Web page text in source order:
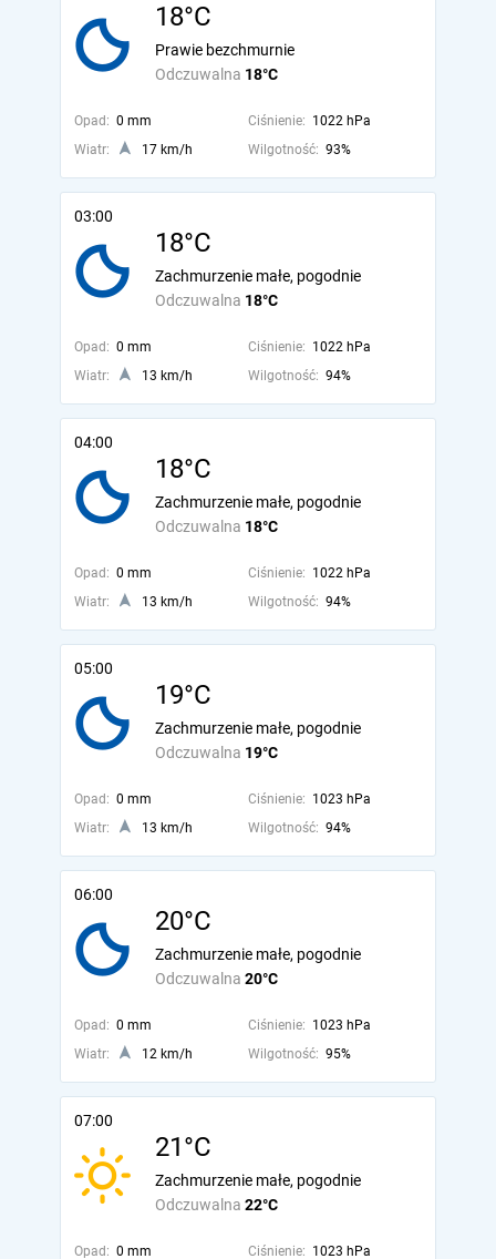
18°C
Odczuwalna 18°C
Prawie bezchmurnie
Opad: 0 mm Ciśnienie: 1022 hPa
Wiatr:
17 km/h Wilgotność: 93%
03:00
18°C
Odczuwalna 18°C
Zachmurzenie małe, pogodnie
Opad: 0 mm Ciśnienie: 1022 hPa
Wiatr:
13 km/h Wilgotność: 94%
04:00
18°C
Odczuwalna 18°C
Zachmurzenie małe, pogodnie
Opad: 0 mm Ciśnienie: 1022 hPa
Wiatr:
13 km/h Wilgotność: 94%
05:00
19°C
Odczuwalna 19°C
Zachmurzenie małe, pogodnie
Opad: 0 mm Ciśnienie: 1023 hPa
Wiatr:
13 km/h Wilgotność: 94%
06:00
20°C
Odczuwalna 20°C
Zachmurzenie małe, pogodnie
Opad: 0 mm Ciśnienie: 1023 hPa
Wiatr:
12 km/h Wilgotność: 95%
07:00
21°C
Odczuwalna 22°C
Zachmurzenie małe, pogodnie
Opad: 0 mm Ciśnienie: 1023 hPa